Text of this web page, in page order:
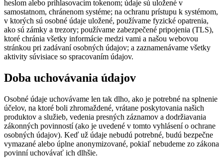
heslom alebo prihlasovacím tokenom; údaje sú uložené v
samostatnom, chránenom systéme; na ochranu prístupu k systémom,
v ktorých sú osobné údaje uložené, používame fyzické opatrenia,
ako sú zámky a trezory; používame zabezpečené pripojenia (TLS),
ktoré chránia všetky informácie medzi vami a našou webovou
stránkou pri zadávaní osobných údajov; a zaznamenávame všetky
aktivity súvisiace so spracovaním údajov.
Doba uchovávania údajov
Osobné údaje uchovávame len tak dlho, ako je potrebné na splnenie
účelov, na ktoré boli zhromaždené, vrátane poskytovania našich
produktov a služieb, vedenia presných záznamov a dodržiavania
zákonných povinností (ako je uvedené v tomto vyhlásení o ochrane
osobných údajov). Keď už údaje nebudú potrebné, budú bezpečne
vymazané alebo úplne anonymizované, pokiaľ nebudeme zo zákona
povinní uchovávať ich dlhšie.